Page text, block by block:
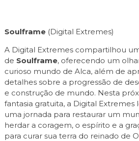
Soulframe(Digital Extremes)
A Digital Extremes compartilhou
de Soulframe, oferecendo um
curioso mundo de Alca, além de
detalhes sobre a progressão de
e construção de mundo. Nesta
fantasia gratuita, a Digital Extremes
uma jornada para restaurar um
herdar a coragem, o espírito e a
para curar sua terra do reinado de